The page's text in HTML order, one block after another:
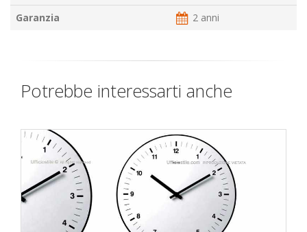
Garanzia
2 anni
Potrebbe interessarti anche